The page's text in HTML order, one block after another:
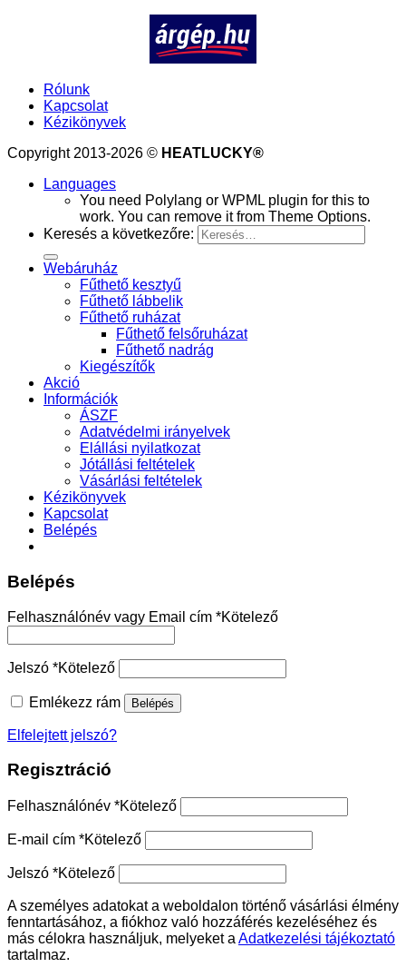
Rólunk
Kapcsolat
Kézikönyvek
Copyright 2013-2026 © HEATLUCKY®
Languages
You need Polylang or WPML plugin for this to
work. You can remove it from Theme Options.
Keresés a következőre:
Webáruház
Fűthető kesztyű
Fűthető lábbelik
Fűthető ruházat
Fűthető felsőruházat
Fűthető nadrág
Kiegészítők
Akció
Információk
ÁSZF
Adatvédelmi irányelvek
Elállási nyilatkozat
Jótállási feltételek
Vásárlási feltételek
Kézikönyvek
Kapcsolat
Belépés
Belépés
Felhasználónév vagy Email cím *Kötelező
Jelszó *Kötelező
Emlékezz rám Belépés
Elfelejtett jelszó?
Regisztráció
Felhasználónév *Kötelező
E-mail cím *Kötelező
Jelszó *Kötelező
A személyes adatokat a weboldalon történő vásárlási élmény
fenntartásához, a fiókhoz való hozzáférés kezeléséhez és
más célokra használjuk, melyeket a Adatkezelési tájékoztató
tartalmaz.